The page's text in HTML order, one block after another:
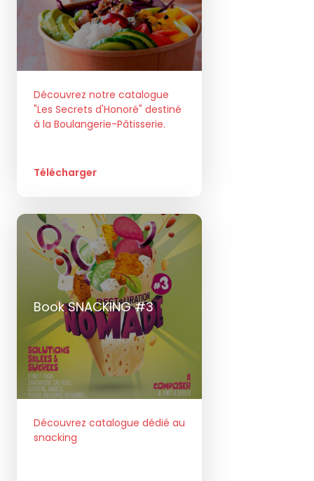
Découvrez notre catalogue
"Les Secrets d'Honoré" destiné
à la Boulangerie-Pâtisserie.
Télécharger
Book SNACKING #3
Découvrez catalogue dédié au
snacking